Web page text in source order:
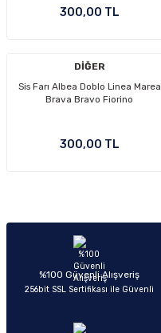
300,00 TL
DİĞER
Sis Farı Albea Doblo Linea Marea
Brava Bravo Fiorino
300,00 TL
%100 Güvenli Alışveriş
256bit SSL Sertifikası ile Güvenli